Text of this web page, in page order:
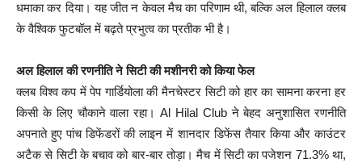
धमाका कर दिया। यह जीत न केवल मैच का परिणाम थी, बल्कि अल हिलाल क्लब
के वैश्विक फुटबॉल में बढ़ते प्रभुत्व का प्रतीक भी है।
अल हिलाल की रणनीति ने सिटी की मशीनरी को किया फेल
क्लब विश्व कप में पेप गार्डियोला की मैनचेस्टर सिटी को हार का सामना करना हर
किसी के लिए चौकाने वाला रहा। Al Hilal Club ने बेहद अनुशासित रणनीति
अपनाते हुए पांच डिफेंडरों की लाइन में शानदार डिफेंस तैयार किया और काउंटर
अटैक से सिटी के बचाव को बार-बार तोड़ा। मैच में सिटी का पजेशन 71.3% था,